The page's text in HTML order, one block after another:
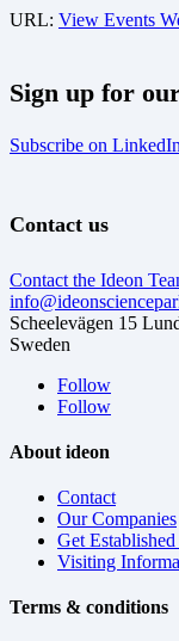
URL: View Events
Sign up for
Subscribe on
Contact us
Contact the Ideon
Scheelevägen 15
Sweden
Follow
Follow
About ideon
Contact
Our Companies
Get
Visiting
Terms & conditions